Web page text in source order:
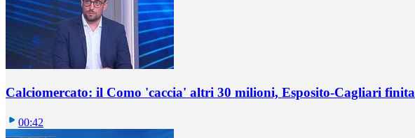
Calciomercato: il Como 'caccia' altri 30 milioni, Esposito-Cagliari finita
00:42